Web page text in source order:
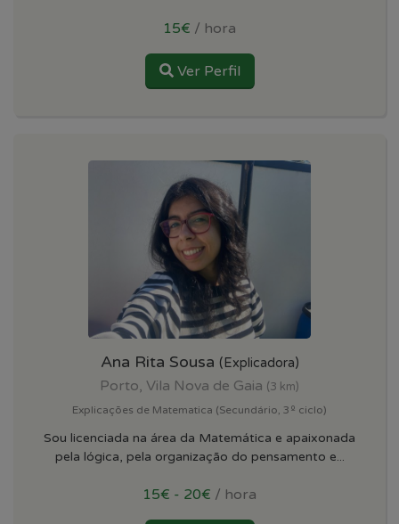
15€ / hora
Ver Perfil
Ana Rita Sousa (Explicadora)
Porto, Vila Nova de Gaia (3 km)
Explicações de Matematica (Secundário, 3º ciclo)
Sou licenciada na área da Matemática e apaixonada
pela lógica, pela organização do pensamento e...
15€ - 20€ / hora